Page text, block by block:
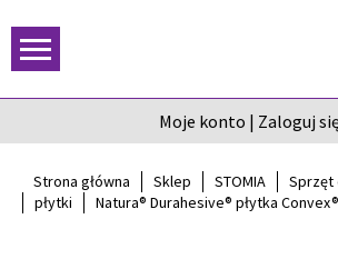
Moje konto | Zaloguj
Strona główna Sklep STOMIA
Sprzęt
płytki
Natura® Durahesive® płytka